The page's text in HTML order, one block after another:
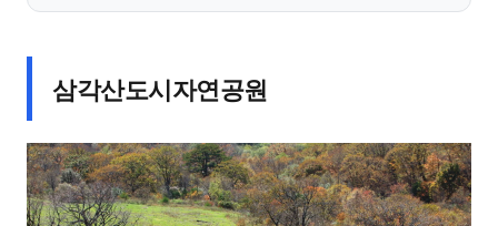
삼각산도시자연공원